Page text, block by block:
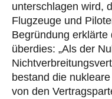
unterschlagen wird,
Flugzeuge und
Begründung
überdies: „Als der
bestand die
von den